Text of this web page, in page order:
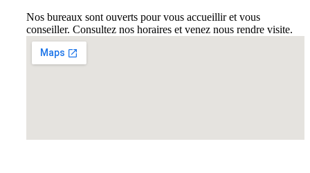
Nos bureaux sont ouverts pour vous accueillir et vous
conseiller. Consultez nos horaires et venez nous rendre visite.